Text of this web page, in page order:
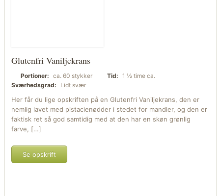
Glutenfri Vaniljekrans
Portioner: ca. 60 stykker Tid: 1 ½ time ca.
Sværhedsgrad:
Lidt svær
Her får du lige opskriften på en Glutenfri Vaniljekrans, den er
nemlig lavet med pistacienødder i stedet for mandler, og den er
faktisk ret så god samtidig med at den har en skøn grønlig
farve, […]
Se opskrift